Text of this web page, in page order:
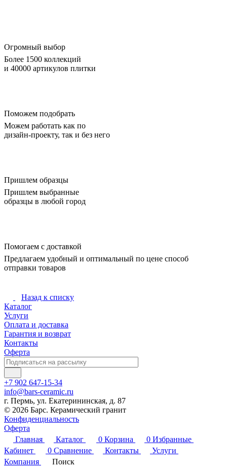
Огромный выбор
Более 1500 коллекций
и 40000 артикулов плитки
Поможем подобрать
Можем работать как по
дизайн-проекту, так и без него
Пришлем образцы
Пришлем выбранные
образцы в любой город
Помогаем с доставкой
Предлагаем удобный и оптимальный по цене способ
отправки товаров
Назад к списку
Каталог
Услуги
Оплата и доставка
Гарантия и возврат
Контакты
Оферта
+7 902 647-15-34
info@bars-ceramic.ru
г. Пермь, ул. Екатерининская, д. 87
© 2026 Барс. Керамический гранит
Конфиденциальность
Оферта
Главная
Каталог 0 Корзина 0 Избранные
Кабинет
0 Сравнение Контакты
Услуги
Компания
Поиск